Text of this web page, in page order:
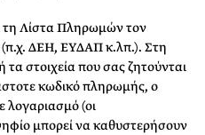
τη Λίστα Πληρωμών τον
ΔΕΗ, ΕΥΔΑΠ κ.λπ.). Στη
στοιχεία που σας ζητούνται
κωδικό πληρωμής, ο
λογαριασμό (οι
μπορεί να καθυστερήσουν